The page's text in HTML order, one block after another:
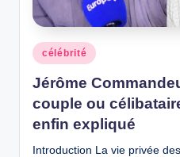
Posted
in
célébrité
Jérôme
couple ou
enfin expliqué
Introduction La vie privée